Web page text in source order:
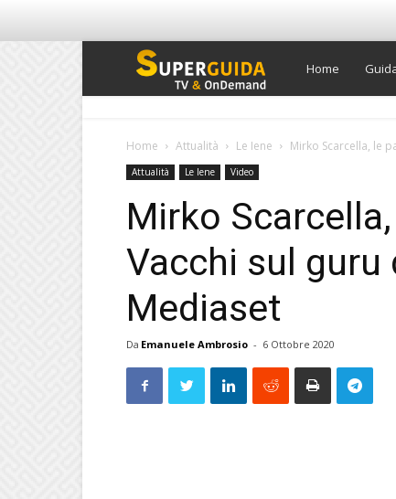
Super
Home
Home Attualità Le Iene Mirko Scarcella, le
Attualità Le Iene Video
Mirko
Vacchi sul guru
Mediaset
Da Emanuele Ambrosio - 6 Ottobre 2020